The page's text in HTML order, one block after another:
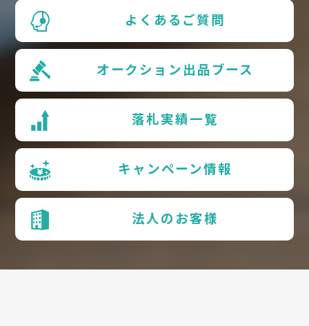
よくあるご質問
オークション出品ブース
落札実績一覧
キャンペーン情報
法人のお客様